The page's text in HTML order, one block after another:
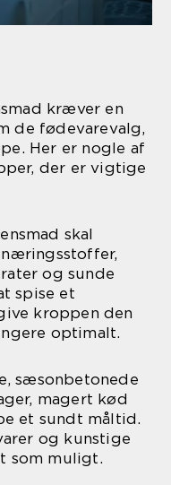
kræver en
de fødevarevalg,
Her er nogle af
der er vigtige
skal
og sunde
spise et
kroppen den
optimalt.
sæsonbetonede
magert kød
et sundt måltid.
og kunstige
som muligt.